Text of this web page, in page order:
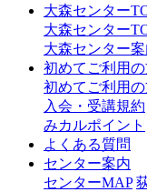
大森センター
大森センター
大森センター
初めてご利用
初めてご利用
入会・受講規約
みカルポイント
よくある質問
センター案内
センターMAP